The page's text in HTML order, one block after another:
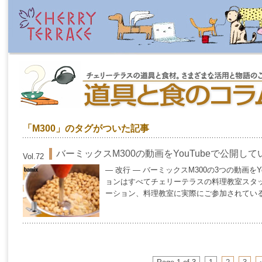
「M300」のタグがついた記事
Vol.72 バーミックスM300の動画をYouTubeで公開して
— 改行 — バーミックスM300の3つの動画を
ョンはすべてチェリーテラスの料理教室ス
ーション、料理教室に実際にご参加されて